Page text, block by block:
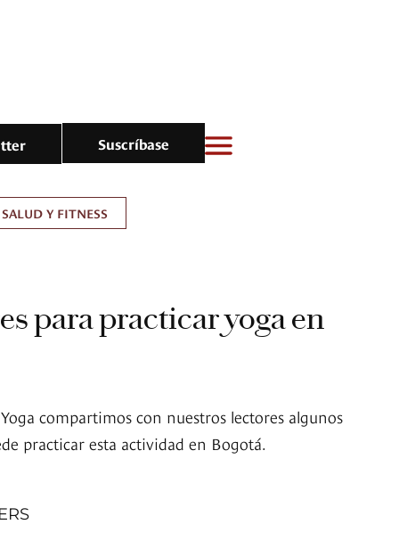
Suscríbase
SALUD Y FITNESS
para practicar yoga en
compartimos con nuestros lectores algunos
practicar esta actividad en Bogotá.